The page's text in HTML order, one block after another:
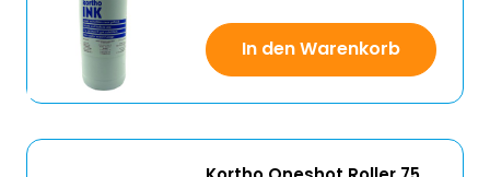
In den Warenkorb